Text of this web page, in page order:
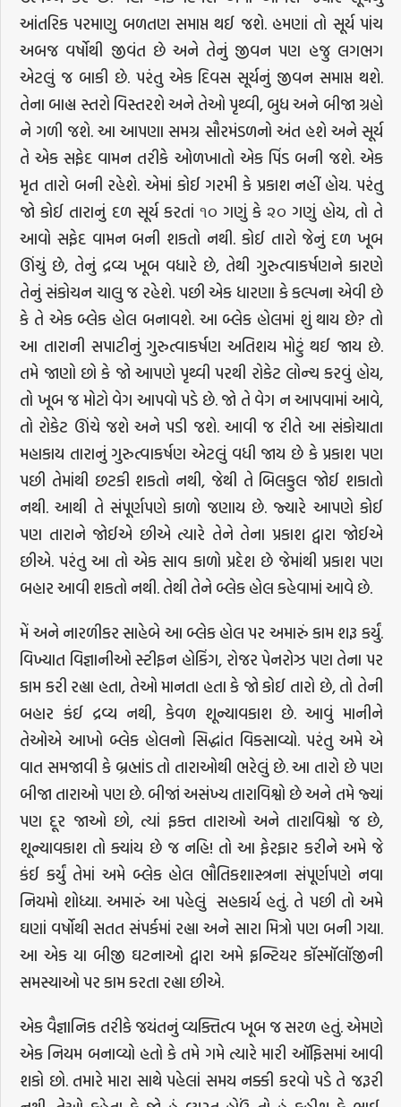
આંતરિક પરમાણુ બળતણ સમાપ્ત થઈ જશે. હમણાં તો સૂર્ય પાંચ
અબજ વર્ષોથી જીવંત છે અને તેનું જીવન પણ હજુ લગભગ
એટલું જ બાકી છે. પરંતુ એક દિવસ સૂર્યનું જીવન સમાપ્ત થશે.
તેના બાહ્ય સ્તરો વિસ્તરશે અને તેઓ પૃથ્વી, બુધ અને બીજા ગ્રહો
ને ગળી જશે. આ આપણા સમગ્ર સૌરમંડળનો અંત હશે અને સૂર્ય
તે એક સફેદ વામન તરીકે ઓળખાતો એક પિંડ બની જશે. એક
મૃત તારો બની રહેશે. એમાં કોઈ ગરમી કે પ્રકાશ નહીં હોય. પરંતુ
જો કોઈ તારાનું દળ સૂર્ય કરતાં ૧૦ ગણું કે ૨૦ ગણું હોય, તો તે
આવો સફેદ વામન બની શકતો નથી. કોઈ તારો જેનું દળ ખૂબ
ઊંચું છે, તેનું દ્રવ્ય ખૂબ વધારે છે, તેથી ગુરુત્વાકર્ષણને કારણે
તેનું સંકોચન ચાલુ જ રહેશે. પછી એક ધારણા કે કલ્પના એવી છે
કે તે એક બ્લેક હોલ બનાવશે. આ બ્લેક હોલમાં શું થાય છે? તો
આ તારાની સપાટીનું ગુરુત્વાકર્ષણ અતિશય મોટું થઈ જાય છે.
તમે જાણો છો કે જો આપણે પૃથ્વી પરથી રોકેટ લોન્ચ કરવું હોય,
તો ખૂબ જ મોટો વેગ આપવો પડે છે. જો તે વેગ ન આપવામાં આવે,
તો રોકેટ ઊંચે જશે અને પડી જશે. આવી જ રીતે આ સંકોચાતા
મહાકાય તારાનું ગુરુત્વાકર્ષણ એટલું વધી જાય છે કે પ્રકાશ પણ
પછી તેમાંથી છટકી શકતો નથી, જેથી તે બિલકુલ જોઈ શકાતો
નથી. આથી તે સંપૂર્ણપણે કાળો જણાય છે. જ્યારે આપણે કોઈ
પણ તારાને જોઈએ છીએ ત્યારે તેને તેના પ્રકાશ દ્વારા જોઈએ
છીએ. પરંતુ આ તો એક સાવ કાળો પ્રદેશ છે જેમાંથી પ્રકાશ પણ
બહાર આવી શકતો નથી. તેથી તેને બ્લેક હોલ કહેવામાં આવે છે.
મેં અને નારળીકર સાહેબે આ બ્લેક હોલ પર અમારું કામ શરૂ કર્યું.
વિખ્યાત વિજ્ઞાનીઓ સ્ટીફન હોકિંગ, રોજર પેનરોઝ પણ તેના પર
કામ કરી રહ્યા હતા, તેઓ માનતા હતા કે જો કોઈ તારો છે, તો તેની
બહાર કંઈ દ્રવ્ય નથી, કેવળ શૂન્યાવકાશ છે. આવું માનીને
તેઓએ આખો બ્લેક હોલનો સિદ્ધાંત વિકસાવ્યો. પરંતુ અમે એ
વાત સમજાવી કે બ્રહ્માંડ તો તારાઓથી ભરેલું છે. આ તારો છે પણ
બીજા તારાઓ પણ છે. બીજાં અસંખ્ય તારાવિશ્વો છે અને તમે જ્યાં
પણ દૂર જાઓ છો, ત્યાં ફક્ત તારાઓ અને તારાવિશ્વો જ છે,
શૂન્યાવકાશ તો ક્યાંય છે જ નહિ! તો આ ફેરફાર કરીને અમે જે
કંઈ કર્યું તેમાં અમે બ્લેક હોલ ભૌતિકશાસ્ત્રના સંપૂર્ણપણે નવા
નિયમો શોધ્યા. અમારું આ પહેલું સહકાર્ય હતું. તે પછી તો અમે
ઘણાં વર્ષોથી સતત સંપર્કમાં રહ્યા અને સારા મિત્રો પણ બની ગયા.
આ એક યા બીજી ઘટનાઓ દ્વારા અમે ફ્રન્ટિયર કૉસ્મૉલૉજીની
સમસ્યાઓ પર કામ કરતા રહ્યા છીએ.
એક વૈજ્ઞાનિક તરીકે જયંતનું વ્યક્તિત્વ ખૂબ જ સરળ હતું. એમણે
એક નિયમ બનાવ્યો હતો કે તમે ગમે ત્યારે મારી ઑફિસમાં આવી
શકો છો. તમારે મારા સાથે પહેલાં સમય નક્કી કરવો પડે તે જરૂરી